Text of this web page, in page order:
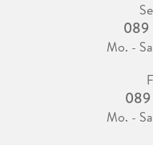
089
Mo. -
089
Mo. -